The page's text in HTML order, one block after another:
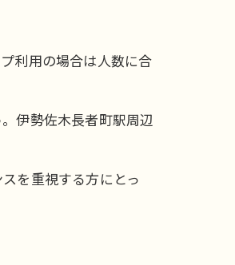
利用の場合は人数に合
伊勢佐木長者町駅周辺
を重視する方にとっ